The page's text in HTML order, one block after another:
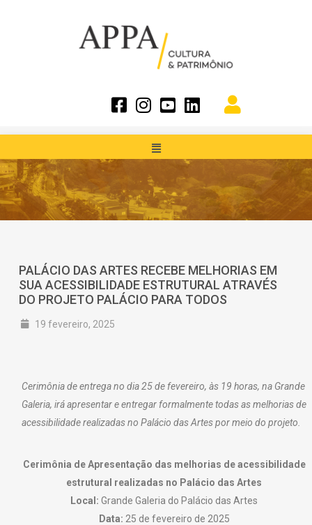
PALÁCIO DAS ARTES RECEBE MELHORIAS EM
SUA ACESSIBILIDADE ESTRUTURAL ATRAVÉS
DO PROJETO PALÁCIO PARA TODOS
19 fevereiro, 2025
Cerimônia de entrega no dia 25 de fevereiro, às 19 horas, na Grande
Galeria, irá apresentar e entregar formalmente todas as melhorias de
acessibilidade realizadas no Palácio das Artes por meio do projeto.
Cerimônia de Apresentação das melhorias de acessibilidade
estrutural realizadas no Palácio das Artes
Local: Grande Galeria do Palácio das Artes
Data: 25 de fevereiro de 2025